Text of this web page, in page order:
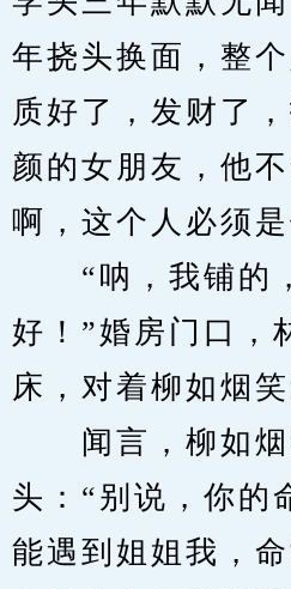
年挠头换面，整
质好了，发财了
颜的女朋友，他
啊，这个人必须是
“呐，我铺的
好！”婚房门口，
床，对着柳如烟笑
闻言，柳如烟
头：“别说，你的
能遇到姐姐我，